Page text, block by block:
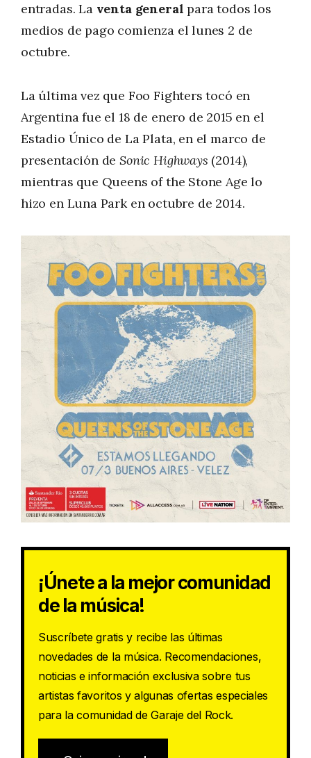
entradas. Laventa general para todos los
medios de pago comienza el lunes 2 de
octubre.
La última vez que Foo Fighters tocó en
Argentina fue el 18 de enero de 2015 en el
Estadio Único de La Plata, en el marco de
presentación de Sonic Highways (2014),
mientras que Queens of the Stone Age lo
hizo en Luna Park en octubre de 2014.
¡Únete a la mejor comunidad
de la música!
Suscríbete gratis y recibe las últimas
novedades de la música. Recomendaciones,
noticias e información exclusiva sobre tus
artistas favoritos y algunas ofertas especiales
para la comunidad de Garaje del Rock.